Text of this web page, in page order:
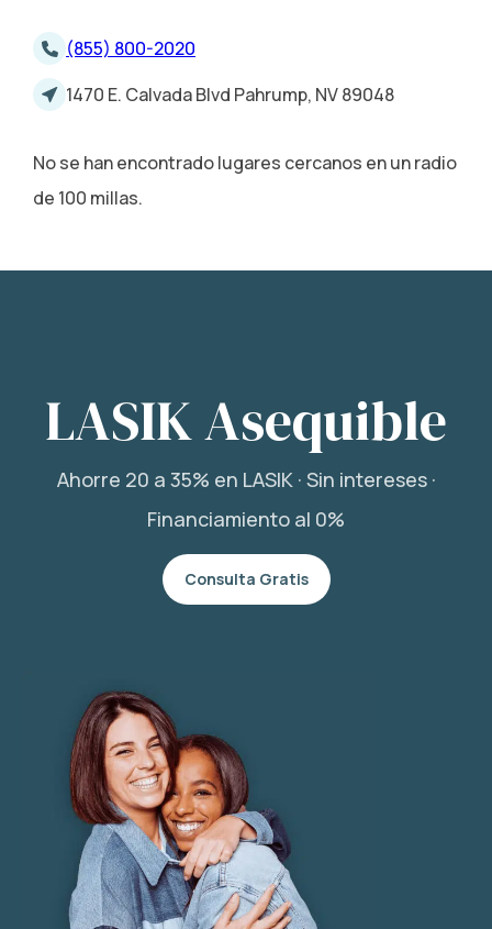
(855) 800-2020
1470 E. Calvada Blvd Pahrump, NV 89048
No se han encontrado lugares cercanos en un radio
de 100 millas.
LASIK Asequible
Ahorre 20 a 35% en LASIK · Sin intereses ·
Financiamiento al 0%
Consulta Gratis